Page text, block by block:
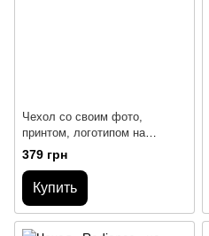
Чехол со своим фото,
принтом, логотипом на
Samsung M31s
379 грн
Купить